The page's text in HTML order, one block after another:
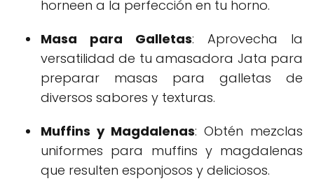
horneen a la perfección en tu horno.
Masa para Galletas: Aprovecha la
versatilidad de tu amasadora Jata para
preparar masas para galletas de
diversos sabores y texturas.
Muffins y Magdalenas: Obtén mezclas
uniformes para muffins y magdalenas
que resulten esponjosos y deliciosos.